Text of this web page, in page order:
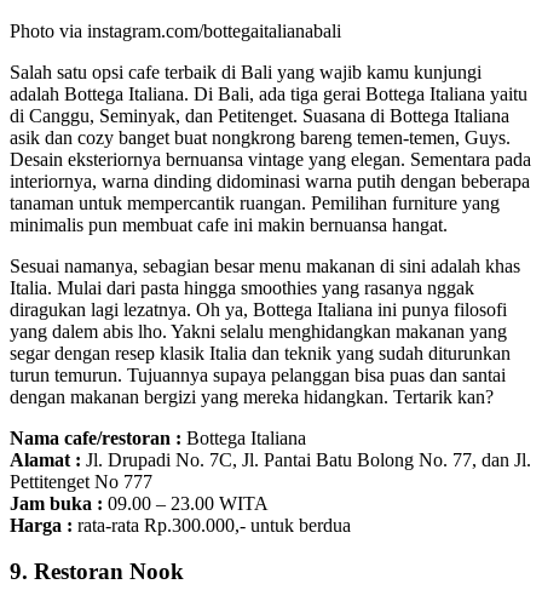
Photo via instagram.com/bottegaitalianabali
Salah satu opsi cafe terbaik di Bali yang wajib kamu kunjungi
adalah Bottega Italiana. Di Bali, ada tiga gerai Bottega Italiana yaitu
di Canggu, Seminyak, dan Petitenget. Suasana di Bottega Italiana
asik dan cozy banget buat nongkrong bareng temen-temen, Guys.
Desain eksteriornya bernuansa vintage yang elegan. Sementara pada
interiornya, warna dinding didominasi warna putih dengan beberapa
tanaman untuk mempercantik ruangan. Pemilihan furniture yang
minimalis pun membuat cafe ini makin bernuansa hangat.
Sesuai namanya, sebagian besar menu makanan di sini adalah khas
Italia. Mulai dari pasta hingga smoothies yang rasanya nggak
diragukan lagi lezatnya. Oh ya, Bottega Italiana ini punya filosofi
yang dalem abis lho. Yakni selalu menghidangkan makanan yang
segar dengan resep klasik Italia dan teknik yang sudah diturunkan
turun temurun. Tujuannya supaya pelanggan bisa puas dan santai
dengan makanan bergizi yang mereka hidangkan. Tertarik kan?
Nama cafe/restoran : Bottega Italiana
Alamat : Jl. Drupadi No. 7C, Jl. Pantai Batu Bolong No. 77, dan Jl.
Pettitenget No 777
Jam buka : 09.00 – 23.00 WITA
Harga : rata-rata Rp.300.000,- untuk berdua
9. Restoran Nook